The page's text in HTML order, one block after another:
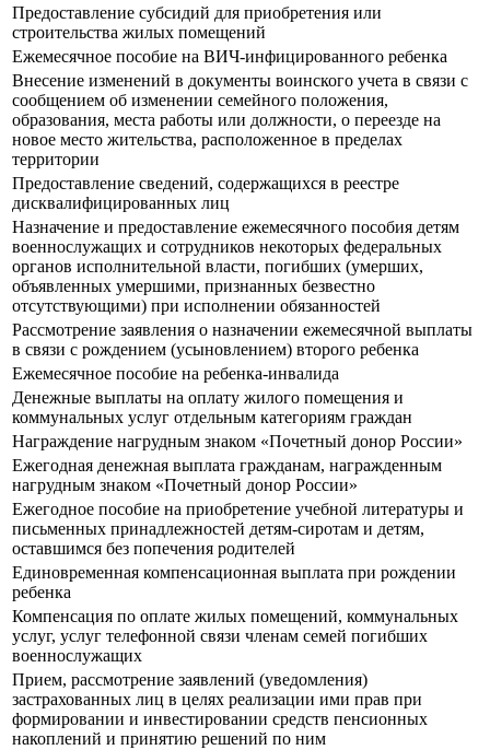
Предоставление субсидий для приобретения или
строительства жилых помещений
Ежемесячное пособие на ВИЧ-инфицированного ребенка
Внесение изменений в документы воинского учета в связи с
сообщением об изменении семейного положения,
образования, места работы или должности, о переезде на
новое место жительства, расположенное в пределах
территории
Предоставление сведений, содержащихся в реестре
дисквалифицированных лиц
Назначение и предоставление ежемесячного пособия детям
военнослужащих и сотрудников некоторых федеральных
органов исполнительной власти, погибших (умерших,
объявленных умершими, признанных безвестно
отсутствующими) при исполнении обязанностей
Рассмотрение заявления о назначении ежемесячной выплаты
в связи с рождением (усыновлением) второго ребенка
Ежемесячное пособие на ребенка-инвалида
Денежные выплаты на оплату жилого помещения и
коммунальных услуг отдельным категориям граждан
Награждение нагрудным знаком «Почетный донор России»
Ежегодная денежная выплата гражданам, награжденным
нагрудным знаком «Почетный донор России»
Ежегодное пособие на приобретение учебной литературы и
письменных принадлежностей детям-сиротам и детям,
оставшимся без попечения родителей
Единовременная компенсационная выплата при рождении
ребенка
Компенсация по оплате жилых помещений, коммунальных
услуг, услуг телефонной связи членам семей погибших
военнослужащих
Прием, рассмотрение заявлений (уведомления)
застрахованных лиц в целях реализации ими прав при
формировании и инвестировании средств пенсионных
накоплений и принятию решений по ним